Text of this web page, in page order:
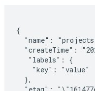
{
"name":
"createTime":
   "labels": {
    "key": "value"
  },